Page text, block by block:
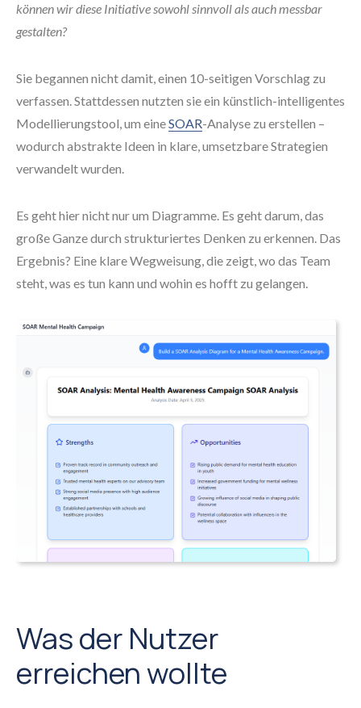
können wir diese Initiative sowohl sinnvoll als auch messbar
gestalten?
Sie begannen nicht damit, einen 10-seitigen Vorschlag zu
verfassen. Stattdessen nutzten sie ein künstlich-intelligentes
Modellierungstool, um eineSOAR-Analyse zu erstellen –
wodurch abstrakte Ideen in klare, umsetzbare Strategien
verwandelt wurden.
Es geht hier nicht nur um Diagramme. Es geht darum, das
große Ganze durch strukturiertes Denken zu erkennen. Das
Ergebnis? Eine klare Wegweisung, die zeigt, wo das Team
steht, was es tun kann und wohin es hofft zu gelangen.
Was der Nutzer
erreichen wollte